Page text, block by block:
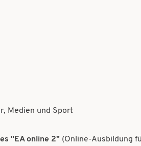
Medien und Sport
"EA online 2" (Online-Ausbildung